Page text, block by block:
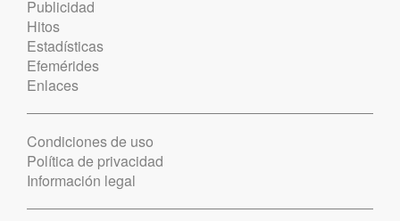
Publicidad
Hitos
Estadísticas
Efemérides
Enlaces
Condiciones de uso
Política de privacidad
Información legal